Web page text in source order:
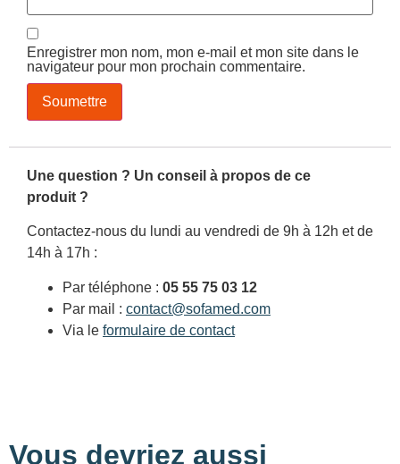
Enregistrer mon nom, mon e-mail et mon site dans le
navigateur pour mon prochain commentaire.
Une question ? Un conseil à propos de ce
produit ?
Contactez-nous du lundi au vendredi de 9h à 12h et de
14h à 17h :
Par téléphone : 05 55 75 03 12
Par mail : contact@sofamed.com
Via le formulaire de contact
Vous devriez aussi